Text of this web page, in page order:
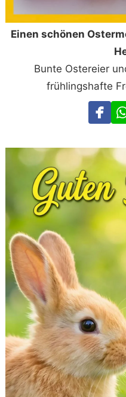
Einen schönen
Bunte Ostereier
frühlingshafte